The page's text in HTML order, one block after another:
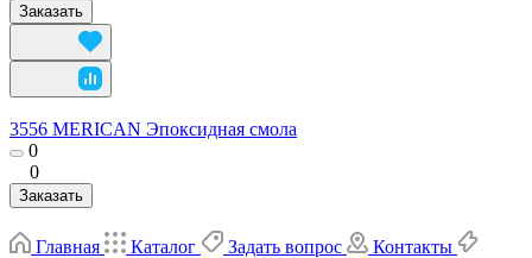
Заказать
3556 MERICAN Эпоксидная смола
0
0
Заказать
Главная Каталог Задать вопрос
Контакты